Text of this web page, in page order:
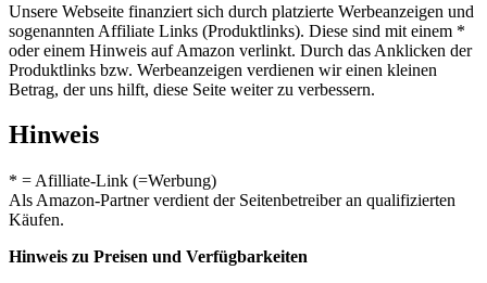
Unsere Webseite finanziert sich durch platzierte Werbeanzeigen und
sogenannten Affiliate Links (Produktlinks). Diese sind mit einem *
oder einem Hinweis auf Amazon verlinkt. Durch das Anklicken der
Produktlinks bzw. Werbeanzeigen verdienen wir einen kleinen
Betrag, der uns hilft, diese Seite weiter zu verbessern.
Hinweis
* = Afilliate-Link (=Werbung)
Als Amazon-Partner verdient der Seitenbetreiber an qualifizierten
Käufen.
Hinweis zu Preisen und Verfügbarkeiten